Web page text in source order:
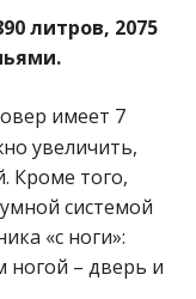
литров, 2075
имеет 7
увеличить,
Кроме того,
системой
«с ноги»:
– дверь и